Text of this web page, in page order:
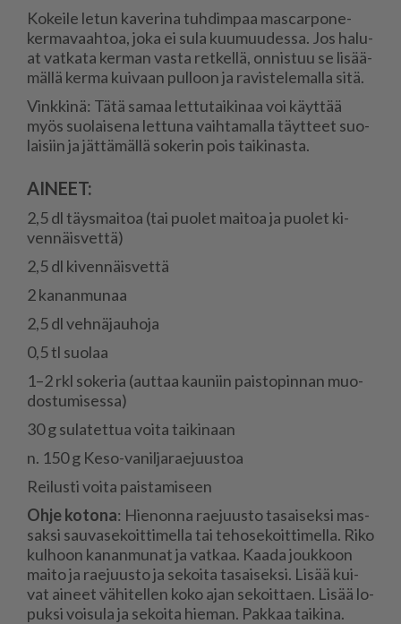
Ko­kei­le le­tun ka­ve­ri­na tuh­dim­paa mas­car­po­ne-
ker­ma­vaah­toa, joka ei sula kuu­muu­des­sa. Jos ha­lu­
at vat­ka­ta ker­man vas­ta ret­kel­lä, on­nis­tuu se li­sää­
mäl­lä ker­ma kui­vaan pul­loon ja ra­vis­te­le­mal­la sitä.
Vink­ki­nä: Tätä sa­maa let­tu­tai­ki­naa voi käyt­tää
myös suo­lai­se­na let­tu­na vaih­ta­mal­la täyt­teet suo­
lai­siin ja jät­tä­mäl­lä so­ke­rin pois tai­ki­nas­ta.
AINEET:
2,5 dl täys­mai­toa (tai puo­let mai­toa ja puo­let ki­
ven­näis­vet­tä)
2,5 dl ki­ven­näis­vet­tä
2 ka­nan­mu­naa
2,5 dl veh­nä­jau­ho­ja
0,5 tl suo­laa
1–2 rkl so­ke­ria (aut­taa kau­niin pais­to­pin­nan muo­
dos­tu­mi­ses­sa)
30 g su­la­tet­tua voi­ta tai­ki­naan
n. 150 g Keso-va­nil­ja­ra­e­juus­toa
Rei­lus­ti voi­ta pais­ta­mi­seen
Oh­je ko­to­na: Hie­non­na ra­e­juus­to ta­sai­sek­si mas­
sak­si sau­va­se­koit­ti­mel­la tai te­ho­se­koit­ti­mel­la. Riko
kul­hoon ka­nan­mu­nat ja vat­kaa. Kaa­da jouk­koon
mai­to ja ra­e­juus­to ja se­koi­ta ta­sai­sek­si. Li­sää kui­
vat ai­neet vä­hi­tel­len koko ajan se­koit­ta­en. Li­sää lo­
puk­si voi­su­la ja se­koi­ta hie­man. Pak­kaa tai­ki­na.